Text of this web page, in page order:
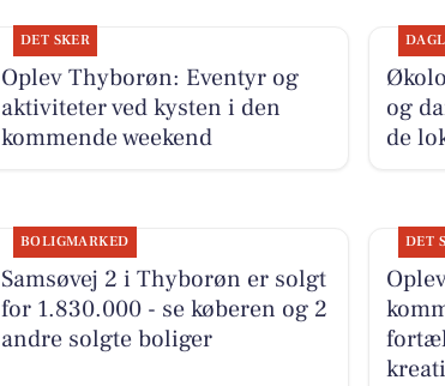
DET SKER
Oplev Thyborøn: Eventyr og
aktiviteter ved kysten i den
kommende weekend
og
de
BOLIGMARKED
Samsøvej 2 i Thyborøn er solgt
for 1.830.000 - se køberen og 2
andre solgte boliger
DET